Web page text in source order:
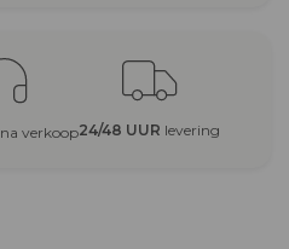
na verkoop24/48 UUR levering